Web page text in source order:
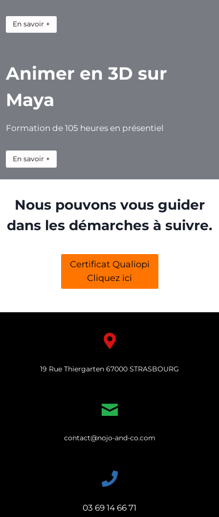
En savoir +
Animer en 3D sur
Maya
Formation de 105 heures en présentiel
En savoir +
Nous pouvons vous guider
dans les démarches à suivre.
Certificat Qualiopi
Cliquez ici
19 Rue Thiergarten 67000 STRASBOURG
contact@nojo-and-co.com
03 69 14 66 71